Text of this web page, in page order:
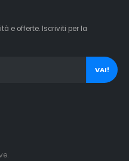
e offerte. Iscriviti per la
VAI!